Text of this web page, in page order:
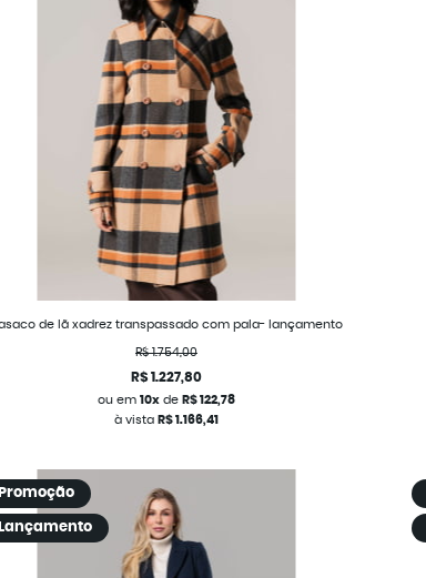
de lã xadrez transpassado com pala- lançamento
R$ 1.754,00
R$ 1.227,80
ou em 10xde R$ 122,78
à vista R$ 1.166,41
Promoção
Lançamento